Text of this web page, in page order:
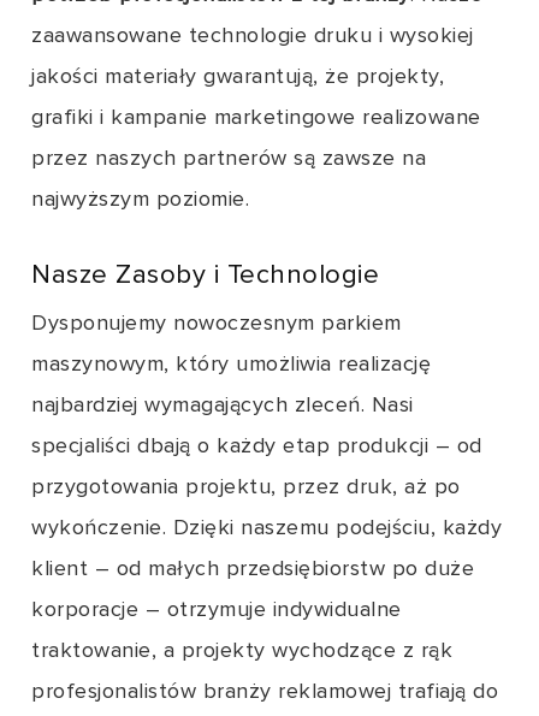
zaawansowane technologie druku i wysokiej
jakości materiały gwarantują, że projekty,
grafiki i kampanie marketingowe realizowane
przez naszych partnerów są zawsze na
najwyższym poziomie.
Nasze Zasoby i Technologie
Dysponujemy nowoczesnym parkiem
maszynowym, który umożliwia realizację
najbardziej wymagających zleceń. Nasi
specjaliści dbają o każdy etap produkcji – od
przygotowania projektu, przez druk, aż po
wykończenie. Dzięki naszemu podejściu, każdy
klient – od małych przedsiębiorstw po duże
korporacje – otrzymuje indywidualne
traktowanie, a projekty wychodzące z rąk
profesjonalistów branży reklamowej trafiają do